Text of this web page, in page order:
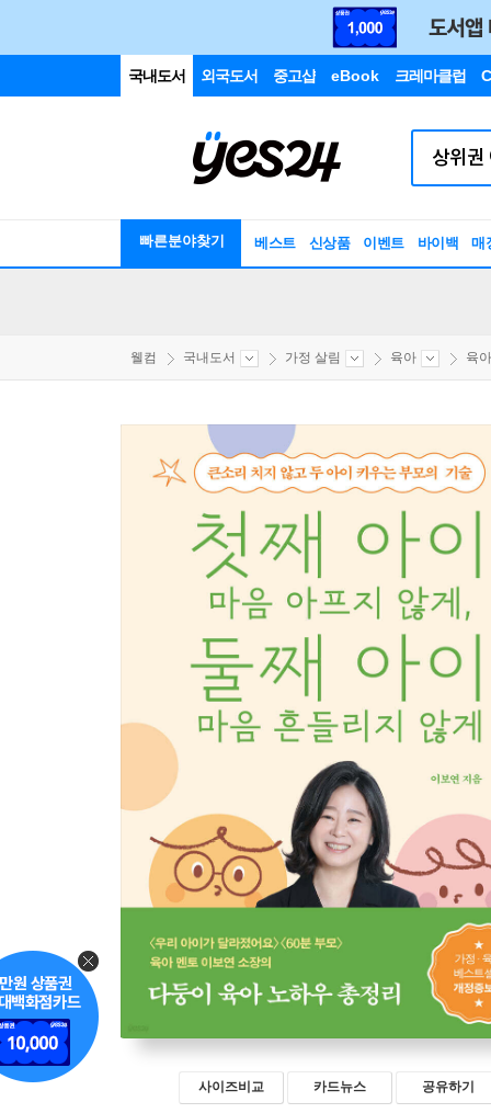
국내도서 외국도서 중고샵 eBook 크레마클럽
빠른분야찾기 베스트 신상품 이벤트 바이백 매
웰컴 국내도서 가정 살림 육아 육
사이즈비교 카드뉴스 공유하기